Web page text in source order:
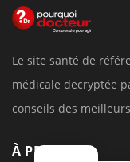
médicale decryptée
conseils des